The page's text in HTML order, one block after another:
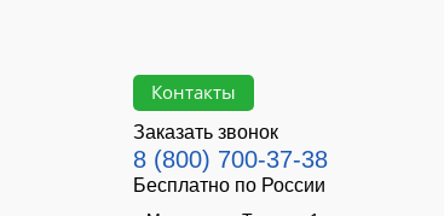
Контакты
Заказать звонок
8 (800) 700-37-38
Бесплатно по России